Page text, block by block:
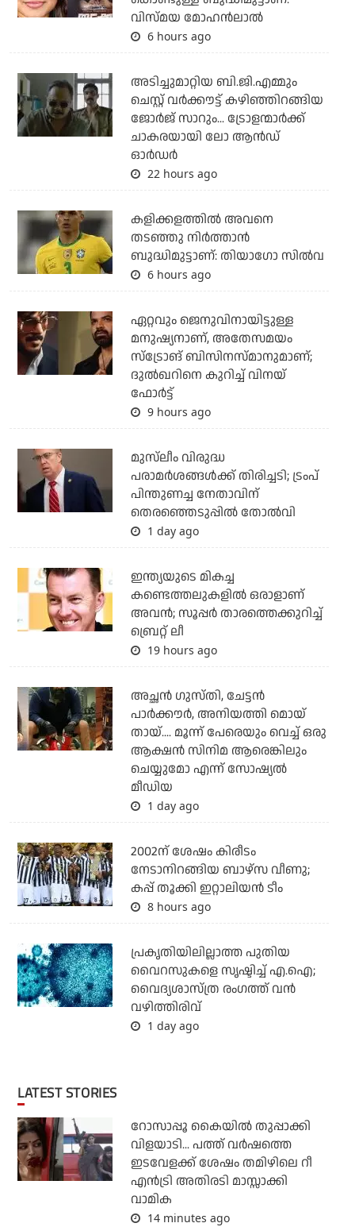
വിസ്മയ മോഹന്‍ലാല്‍
6 hours ago
അടിച്ചുമാറ്റിയ ബി.ജി.എമ്മും
ചെസ്റ്റ് വര്‍ക്കൗട്ട് കഴിഞ്ഞിറങ്ങിയ
ജോര്‍ജ് സാറും... ട്രോളന്മാര്‍ക്ക്
ചാകരയായി ലോ ആന്‍ഡ്
ഓര്‍ഡര്‍
22 hours ago
കളിക്കളത്തില്‍ അവനെ
തടഞ്ഞു നിര്‍ത്താന്‍
ബുദ്ധിമുട്ടാണ്: തിയാഗോ സില്‍വ
6 hours ago
ഏറ്റവും ജെനുവിനായിട്ടുള്ള
മനുഷ്യനാണ്, അതേസമയം
സ്‌ട്രോങ് ബിസിനസ്മാനുമാണ്;
ദുല്‍ഖറിനെ കുറിച്ച് വിനയ്
ഫോര്‍ട്ട്
9 hours ago
മുസ്‌ലീം വിരുദ്ധ
പരാമര്‍ശങ്ങള്‍ക്ക് തിരിച്ചടി; ട്രംപ്
പിന്തുണച്ച നേതാവിന്
തെരഞ്ഞെടുപ്പില്‍ തോല്‍വി
1 day ago
ഇന്ത്യയുടെ മികച്ച
കണ്ടെത്തലുകളില്‍ ഒരാളാണ്
അവന്‍; സൂപ്പര്‍ താരത്തെക്കുറിച്ച്
ബ്രെറ്റ് ലീ
19 hours ago
അച്ഛന്‍ ഗുസ്തി, ചേട്ടന്‍
പാര്‍ക്കൗര്‍, അനിയത്തി മൊയ്
തായ്.... മൂന്ന് പേരെയും വെച്ച് ഒരു
ആക്ഷന്‍ സിനിമ ആരെങ്കിലും
ചെയ്യുമോ എന്ന് സോഷ്യല്‍
മീഡിയ
1 day ago
2002ന് ശേഷം കിരീടം
നേടാനിറങ്ങിയ ബാഴ്സ വീണു;
കപ്പ് തൂക്കി ഇറ്റാലിയൻ ടീം
8 hours ago
പ്രകൃതിയിലില്ലാത്ത പുതിയ
വൈറസുകളെ സൃഷ്ടിച്ച് എ.ഐ;
വൈദ്യശാസ്ത്ര രംഗത്ത് വന്‍
വഴിത്തിരിവ്
1 day ago
LATEST STORIES
റോസാപ്പൂ കൈയില്‍ തുപ്പാക്കി
വിളയാടി... പത്ത് വര്‍ഷത്തെ
ഇടവേളക്ക് ശേഷം തമിഴിലെ റീ
എന്‍ട്രി അതിരടി മാസ്സാക്കി
വാമിക
14 minutes ago